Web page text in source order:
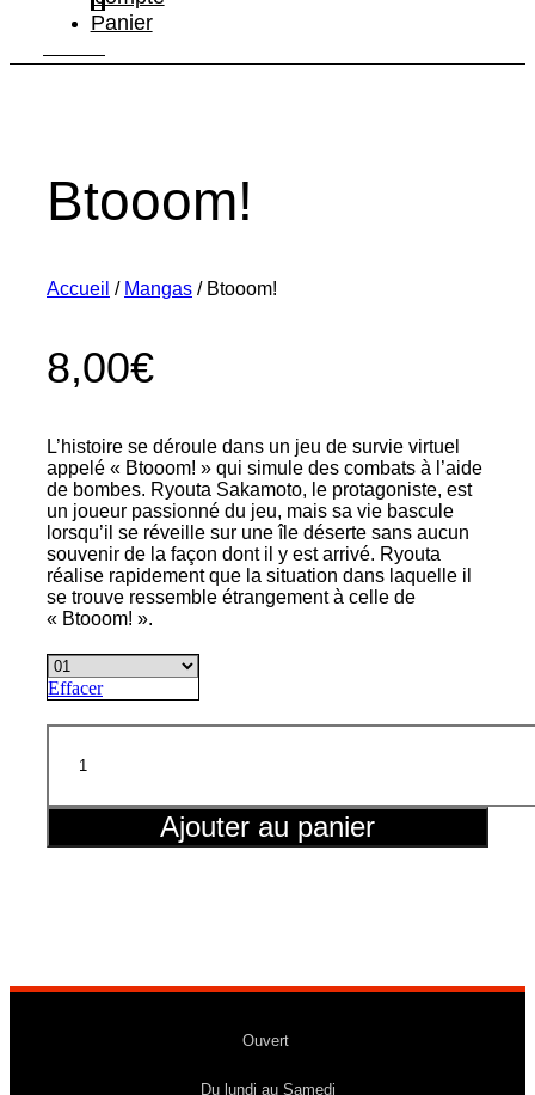
Panier
Btooom!
Accueil / Mangas / Btooom!
8,00€
L’histoire se déroule dans un jeu de survie virtuel
appelé « Btooom! » qui simule des combats à l’aide
de bombes. Ryouta Sakamoto, le protagoniste, est
un joueur passionné du jeu, mais sa vie bascule
lorsqu’il se réveille sur une île déserte sans aucun
souvenir de la façon dont il y est arrivé. Ryouta
réalise rapidement que la situation dans laquelle il
se trouve ressemble étrangement à celle de
« Btooom! ».
Effacer
quantité
Btooom!
Ajouter au panier
Ouvert
Du lundi au Samedi